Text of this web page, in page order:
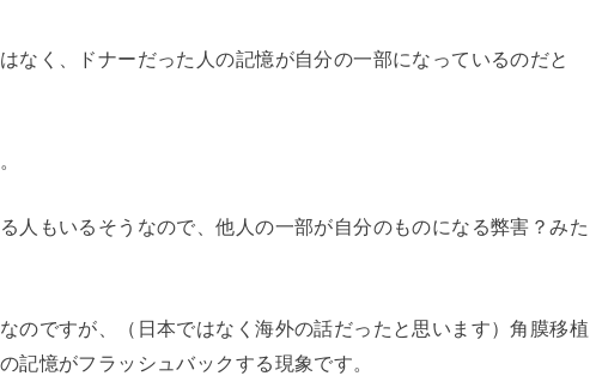
なく、ドナーだった人の記憶が自分の一部になっているのだと
人もいるそうなので、他人の一部が自分のものになる弊害？みた
のですが、（日本ではなく海外の話だったと思います）角膜移植
記憶がフラッシュバックする現象です。